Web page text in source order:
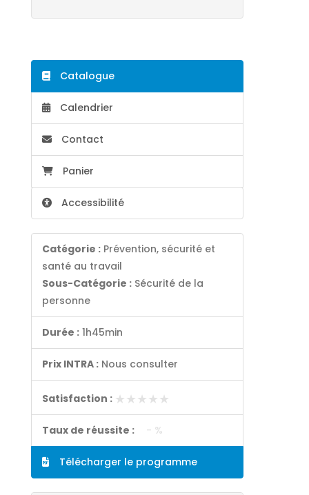
Catalogue
Calendrier
Contact
Panier
Accessibilité
Catégorie : Prévention, sécurité et
santé au travail
Sous-Catégorie : Sécurité de la
personne
Durée :1h45min
Prix INTRA :Nous consulter
Satisfaction : ★★★★★
★★★★★
Taux de réussite : - %
Télécharger le programme